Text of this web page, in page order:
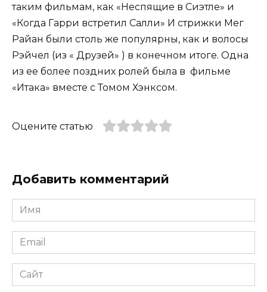
таким фильмам, как «Неспящие в Сиэтле» и
«Когда Гарри встретил Салли» И стрижки Мег
Райан были столь же популярны, как и волосы
Рэйчел (из « Друзей» ) в конечном итоге. Одна
из ее более поздних ролей была в фильме
«Итака» вместе с Томом Хэнксом.
Оцените статью
Добавить комментарий
Имя
*
Email
*
Сайт